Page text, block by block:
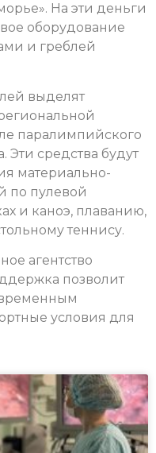
На эти деньги
оборудование
и греблей
выделят
паралимпийского
Эти средства будут
материально-
по пулевой
и каноэ, плаванию,
теннису.
агентство
позволит
условия для